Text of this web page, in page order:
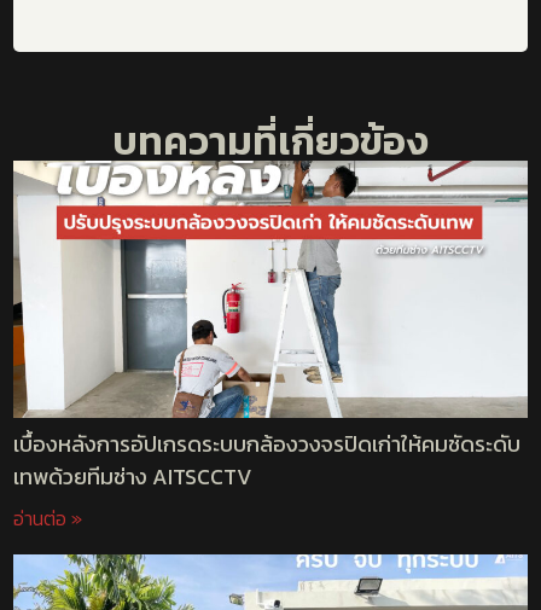
บทความที่เกี่ยวข้อง
เบื้องหลังการอัปเกรดระบบกล้องวงจรปิดเก่าให้คมชัดระดับ
เทพด้วยทีมช่าง AITSCCTV
อ่านต่อ »